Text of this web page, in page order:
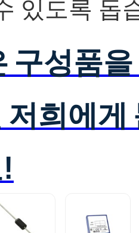
있도록 돕
구성품
저희에게